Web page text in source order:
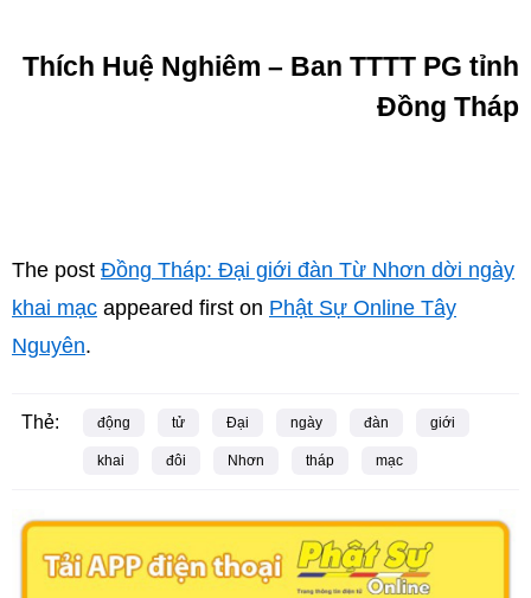
Thích Huệ Nghiêm – Ban TTTT PG tỉnh
Đồng Tháp
The post Đồng Tháp: Đại giới đàn Từ Nhơn dời ngày
khai mạc appeared first on Phật Sự Online Tây
Nguyên.
Thẻ: động tử Đại ngày đàn giới
khai đôi Nhơn tháp mạc